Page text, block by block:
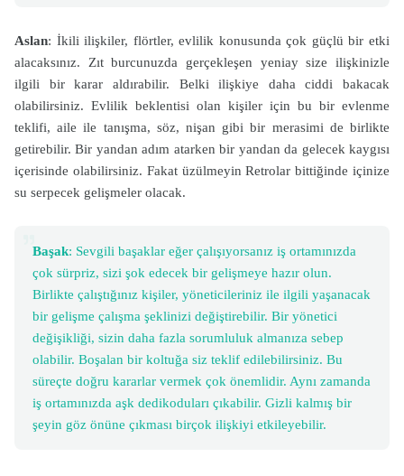
Aslan: İkili ilişkiler, flörtler, evlilik konusunda çok güçlü bir etki
alacaksınız. Zıt burcunuzda gerçekleşen yeniay size ilişkinizle
ilgili bir karar aldırabilir. Belki ilişkiye daha ciddi bakacak
olabilirsiniz. Evlilik beklentisi olan kişiler için bu bir evlenme
teklifi, aile ile tanışma, söz, nişan gibi bir merasimi de birlikte
getirebilir. Bir yandan adım atarken bir yandan da gelecek kaygısı
içerisinde olabilirsiniz. Fakat üzülmeyin Retrolar bittiğinde içinize
su serpecek gelişmeler olacak.
Başak: Sevgili başaklar eğer çalışıyorsanız iş ortamınızda
çok sürpriz, sizi şok edecek bir gelişmeye hazır olun.
Birlikte çalıştığınız kişiler, yöneticileriniz ile ilgili yaşanacak
bir gelişme çalışma şeklinizi değiştirebilir. Bir yönetici
değişikliği, sizin daha fazla sorumluluk almanıza sebep
olabilir. Boşalan bir koltuğa siz teklif edilebilirsiniz. Bu
süreçte doğru kararlar vermek çok önemlidir. Aynı zamanda
iş ortamınızda aşk dedikoduları çıkabilir. Gizli kalmış bir
şeyin göz önüne çıkması birçok ilişkiyi etkileyebilir.